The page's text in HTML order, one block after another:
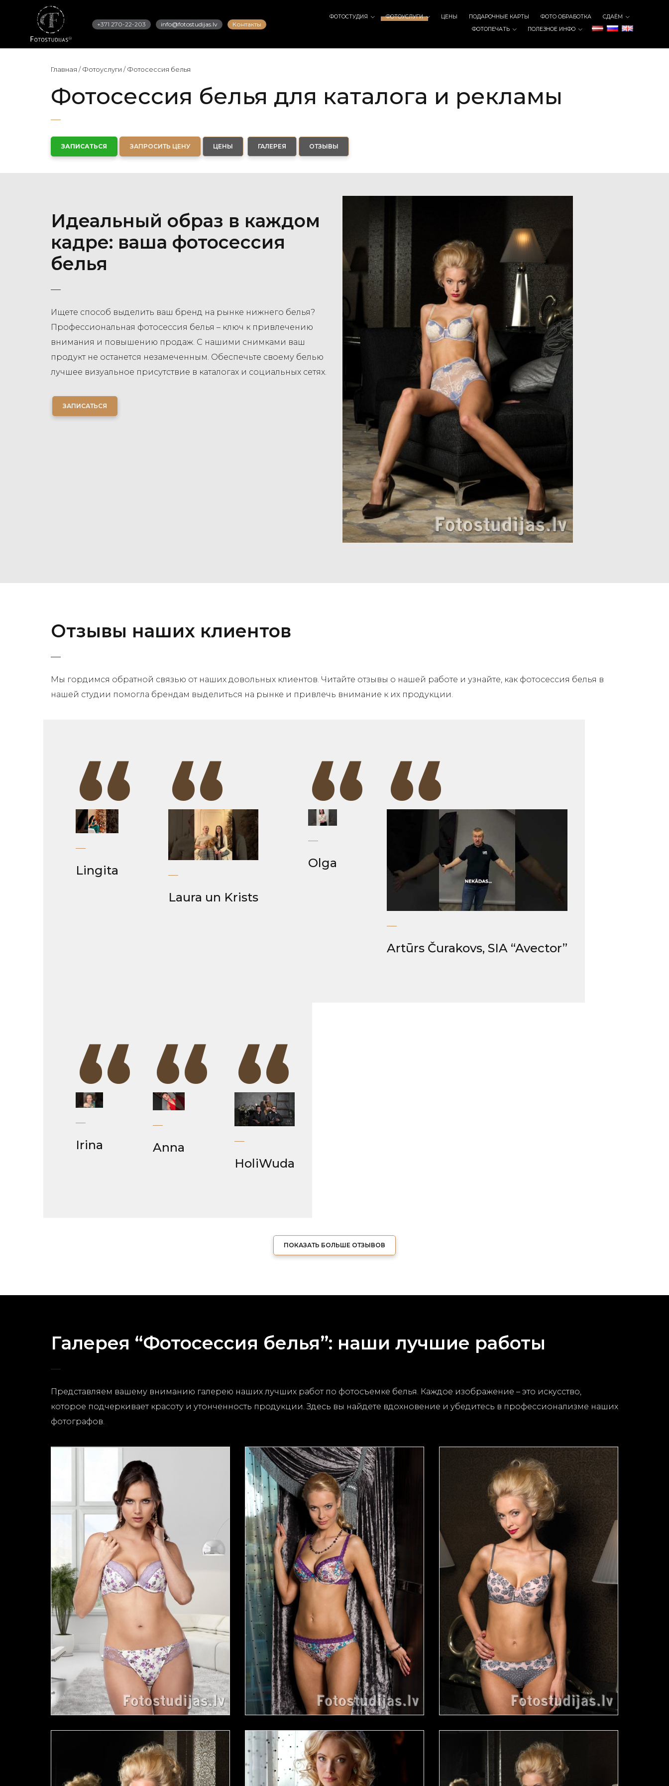
+371 270-22-203 info@fotostudijas.lv Контакты
ФОТОСТУДИЯ ФОТОУСЛУГИ ЦЕНЫ ПОДАРОЧНЫЕ КАРТЫ ФОТО ОБРАБОТКА
СДАЁМ
ФОТОПЕЧАТЬ
ПОЛЕЗНОЕ ИНФО
Главная / Фотоуслуги / Фотосессия белья
Фотосессия белья для каталога и рекламы
ЗАПИСАТЬСЯ ЗАПРОСИТЬ ЦЕНУ ЦЕНЫ ГАЛЕРЕЯ ОТЗЫВЫ
Идеальный образ в каждом
кадре: ваша фотосессия
белья
Ищете способ выделить ваш бренд на рынке нижнего белья?
Профессиональная фотосессия белья – ключ к привлечению
внимания и повышению продаж. С нашими снимками ваш
продукт не останется незамеченным. Обеспечьте своему белью
лучшее визуальное присутствие в каталогах и социальных сетях.
ЗАПИСАТЬСЯ
Отзывы наших клиентов
Мы гордимся обратной связью от наших довольных клиентов. Читайте отзывы о нашей работе и узнайте, как фотосессия белья в
нашей студии помогла брендам выделиться на рынке и привлечь внимание к их продукции.
“
Lingita “
Laura un Krists
“
Olga “
Artūrs Čurakovs, SIA “Avector”
“
Irina “
Anna “
HoliWuda
ПОКАЗАТЬ БОЛЬШЕ ОТЗЫВОВ
Галерея “Фотосессия белья”: наши лучшие работы
Представляем вашему вниманию галерею наших лучших работ по фотосъемке белья. Каждое изображение – это искусство,
которое подчеркивает красоту и утонченность продукции. Здесь вы найдете вдохновение и убедитесь в профессионализме наших
фотографов.